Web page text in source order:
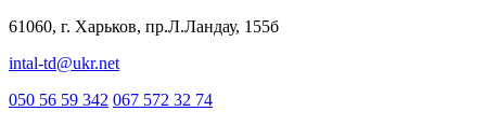
61060, г. Харьков, пр.Л.Ландау, 155б
intal-td@ukr.net
050 56 59 342 067 572 32 74